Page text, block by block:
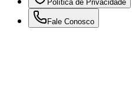
Política de Privacidade
Fale Conosco